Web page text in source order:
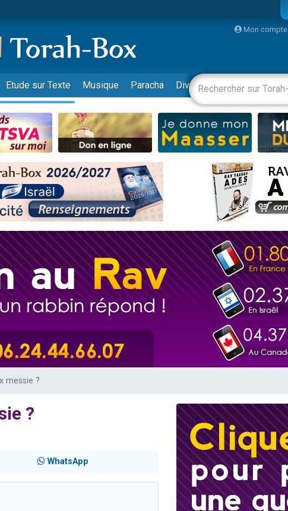
sur WhatsApp
pour Diane, 80 ans, dans un appartement insalubre
bénédiction
sur WhatsApp
don pour Sauvez la jambe de Yohan
groupe sur Zoom
Box Music
sur WhatsApp
sur WhatsApp
sur WhatsApp
Box Music
pour Tsédaka : pauvres d'Israel
n°104 : Le Chabbath et le Birkat Hamazone à travers le temps
bénédiction
groupe sur Zoom
Mon compte
Etude sur Texte Musique Paracha Divertissements Livres
messie ?
?
WhatsApp